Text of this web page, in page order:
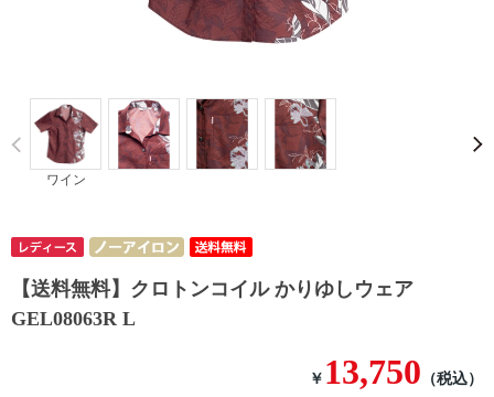
ワイン
Prev
【送料無料】クロトンコイル かりゆしウェア
GEL08063R L
￥ 13,750 （税込）